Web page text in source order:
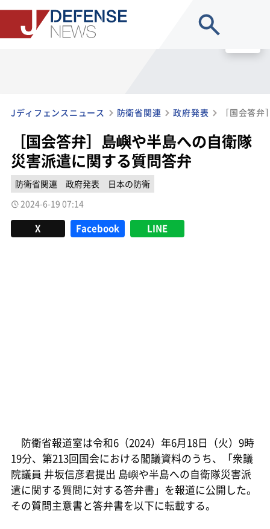
Jディフェンスニュース 防衛省関連 政府発表
［国会答弁］島嶼や半島への自衛隊
災害派遣に関する質問答弁
防衛省関連 政府発表
日本の防衛
2024-6-19 07:14
X Facebook LINE
防衛省報道室は令和6（2024）年6月18日（火）9時
19分、第213回国会における閣議資料のうち、「衆議
院議員 井坂信彦君提出 島嶼や半島への自衛隊災害派
遣に関する質問に対する答弁書」を報道に公開した。
その質問主意書と答弁書を以下に転載する。